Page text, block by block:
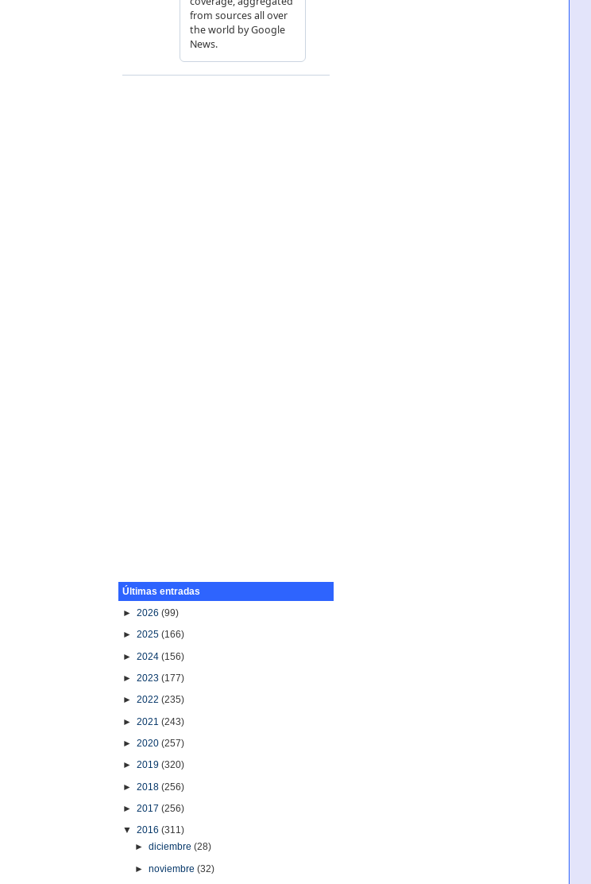
Últimas entradas
►2026(99)
►2025(166)
►2024(156)
►2023(177)
►2022(235)
►2021(243)
►2020(257)
►2019(320)
►2018(256)
►2017(256)
▼2016(311)
►diciembre(28)
►noviembre(32)